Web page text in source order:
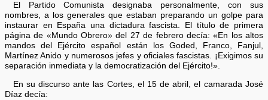
El Partido Comunista designaba personalmente, con sus
nombres, a los generales que estaban preparando un golpe para
instaurar en España una dictadura fascista. El título de primera
página de «Mundo Obrero» del 27 de febrero decía: «En los altos
mandos del Ejército español están los Goded, Franco, Fanjul,
Martínez Anido y numerosos jefes y oficiales fascistas. ¡Exigimos su
separación inmediata y la democratización del Ejército!».
En su discurso ante las Cortes, el 15 de abril, el camarada José
Díaz decía: